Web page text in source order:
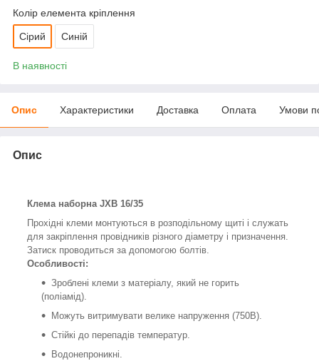
Колір елемента кріплення
Сірий Синій
В наявності
Опис Характеристики Доставка Оплата Умови
Опис
Клема наборна JXB 16/35
Прохідні клеми монтуються в розподільному щиті і служать
для закріплення провідників різного діаметру і призначення.
Затиск проводиться за допомогою болтів.
Особливості:
Зроблені клеми з матеріалу, який не горить
(поліамід).
Можуть витримувати велике напруження (750В).
Стійкі до перепадів температур.
Водонепроникні.